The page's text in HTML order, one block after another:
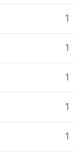
1
1
1
1
1